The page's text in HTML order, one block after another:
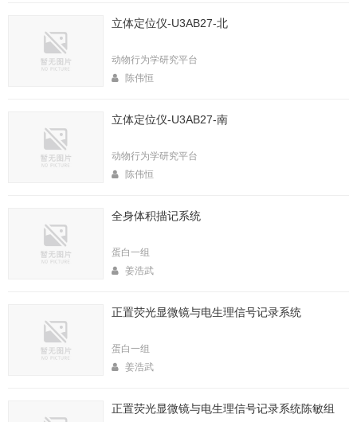
立体定位仪-U3AB27-北
动物行为学研究平台
陈伟恒
立体定位仪-U3AB27-南
动物行为学研究平台
陈伟恒
全身体积描记系统
蛋白一组
姜浩武
正置荧光显微镜与电生理信号记录系统
蛋白一组
姜浩武
正置荧光显微镜与电生理信号记录系统陈敏组